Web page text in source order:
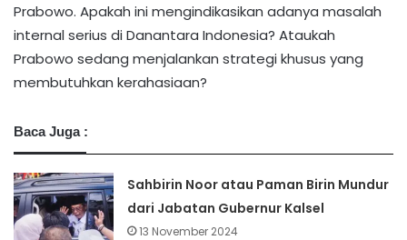
Prabowo. Apakah ini mengindikasikan adanya masalah
internal serius di Danantara Indonesia? Ataukah
Prabowo sedang menjalankan strategi khusus yang
membutuhkan kerahasiaan?
Baca Juga :
Sahbirin Noor atau Paman Birin Mundur
dari Jabatan Gubernur Kalsel
13 November 2024